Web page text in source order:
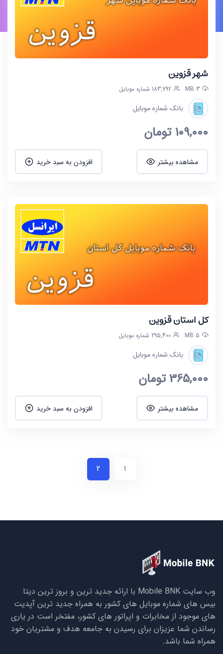
شهر قزوین
3 MB 183,792 شماره موبایل
بانک شماره موبایل
109,000تومان
مشاهده بیشتر افزودن به سبد خرید
کل استان قزوین
5 MB 295,400 شماره موبایل
بانک شماره موبایل
365,000تومان
مشاهده بیشتر افزودن به سبد خرید
1
2
وب سایت Mobile BNK با ارائه جدید ترین و بروز ترین دیتا
بیس های شماره موبایل های کشور به همراه جدید ترین آپدیت
های موجود از مخابرات و اپراتور های کشور، مفتخر است در یاری
رساندن شما عزیزان برای رسیدن به جامعه هدف و مشتریان خود
همراه شما باشد.